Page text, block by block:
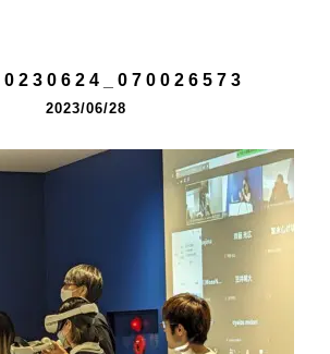
エキスパートコース
プロフェッショナル
ログラミング講座
2023/06/28